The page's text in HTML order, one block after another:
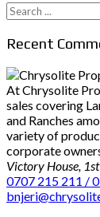
Search
for:
Recent
At Chrysolite
sales covering
and Ranches
variety of
corporate
Victory House,
0707 215 211 /